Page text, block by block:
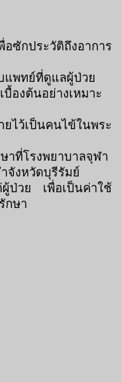
ซักประวัติถึงอาการ
แพทย์ที่ดูแลผู้ป่วย
บื้องต้นอย่างเหมาะ
ว้เป็นคนไข้ในพระ
าที่โรงพยาบาลจุฬา
จังหวัดบุรีรัมย์
ผู้ป่วย เพื่อเป็นค่าใช้
กษา